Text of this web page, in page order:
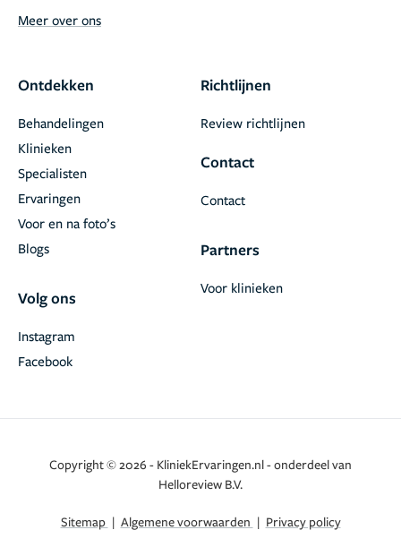
Meer over ons
Ontdekken
Behandelingen
Klinieken
Specialisten
Ervaringen
Voor en na foto’s
Blogs
Volg ons
Facebook
Instagram
Richtlijnen
Review richtlijnen
Contact
Contact
Partners
Voor klinieken
Copyright © 2026 - KliniekErvaringen.nl - onderdeel van
Helloreview B.V.
Sitemap | Algemene voorwaarden | Privacy policy